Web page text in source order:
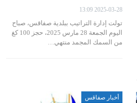
2025-03-28 13:09
تولت إدارة التراتيب ببلدية صفاقس، صباح
اليوم الجمعة 28 مارس 2025، حجز 100 كغ
من السمك المجمد منتهي…
أخبار صفاقس